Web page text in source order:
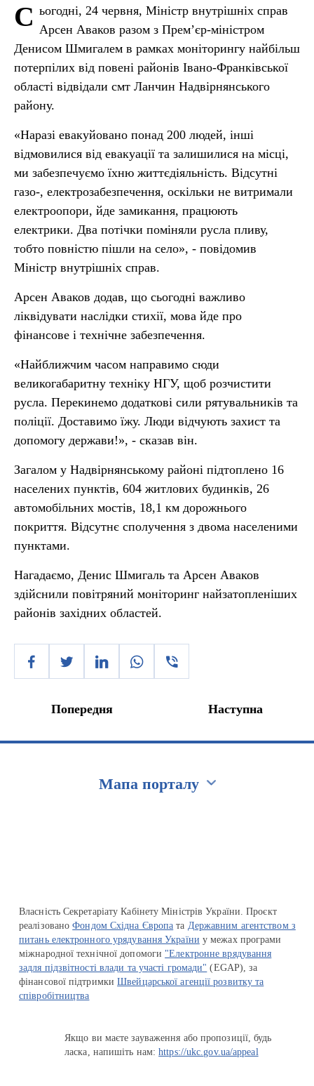
С ьогодні, 24 червня, Міністр внутрішніх справ
Арсен Аваков разом з Прем’єр-міністром
Денисом Шмигалем в рамках моніторингу найбільш
потерпілих від повені районів Івано-Франківської
області відвідали смт Ланчин Надвірнянського
району.
«Наразі евакуйовано понад 200 людей, інші
відмовилися від евакуації та залишилися на місці,
ми забезпечуємо їхню життєдіяльність. Відсутні
газо-, електрозабезпечення, оскільки не витримали
електроопори, йде замикання, працюють
електрики. Два потічки поміняли русла пливу,
тобто повністю пішли на село», - повідомив
Міністр внутрішніх справ.
Арсен Аваков додав, що сьогодні важливо
ліквідувати наслідки стихії, мова йде про
фінансове і технічне забезпечення.
«Найближчим часом направимо сюди
великогабаритну техніку НГУ, щоб розчистити
русла. Перекинемо додаткові сили рятувальників та
поліції. Доставимо їжу. Люди відчують захист та
допомогу держави!», - сказав він.
Загалом у Надвірнянському районі підтоплено 16
населених пунктів, 604 житлових будинків, 26
автомобільних мостів, 18,1 км дорожнього
покриття. Відсутнє сполучення з двома населеними
пунктами.
Нагадаємо, Денис Шмигаль та Арсен Аваков
здійснили повітряний моніторинг найзатопленіших
районів західних областей.
Попередня Наступна
Мапа порталу
Власність Секретаріату Кабінету Міністрів України. Проєкт
реалізованоФондом Східна Європа та Державним агентством з
питань електронного урядування України у межах програми
міжнародної технічної допомоги "Електронне врядування
задля підзвітності влади та участі громади" (EGAP), за
фінансової підтримкиШвейцарської агенції розвитку та
співробітництва
Якщо ви маєте зауваження або пропозиції, будь
ласка, напишіть нам:https://ukc.gov.ua/appeal